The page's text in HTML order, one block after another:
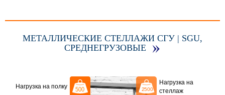
МЕТАЛЛИЧЕСКИЕ СТЕЛЛАЖИ СГУ | SGU,
СРЕДНЕГРУЗОВЫЕ
Нагрузка на полку
Нагрузка на
стеллаж